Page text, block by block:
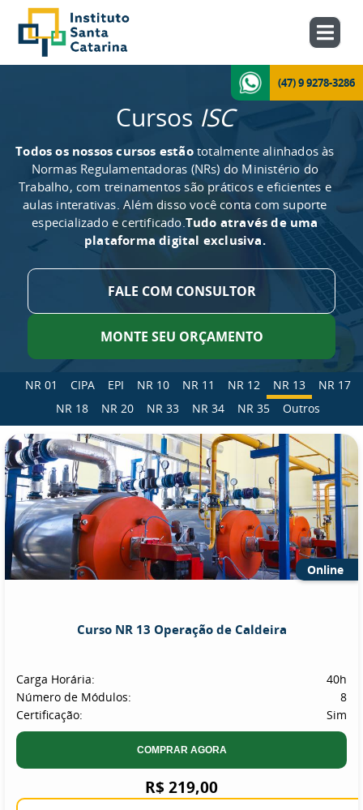
(47) 9 9278-3286
Cursos ISC
Todos os nossos cursos estãototalmente alinhados às
Normas Regulamentadoras (NRs) do Ministério do
Trabalho, com treinamentos são práticos e eficientes e
aulas interativas. Além disso você conta com suporte
especializado e certificado.Tudo através de uma
plataforma digital exclusiva.
FALE COM CONSULTOR
MONTE SEU ORÇAMENTO
NR 01 CIPA EPI NR 10 NR 11 NR 12 NR 13
NR 17
NR 18
NR 20 NR 33 NR 34 NR 35 Outros
Online
Curso NR 13 Operação de Caldeira
Carga Horária:
40h
Número de Módulos:
8
Certificação:
Sim
COMPRAR AGORA
R$ 219,00